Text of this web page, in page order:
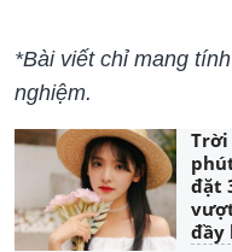
*Bài viết chỉ mang
nghiệm.
Trời
đặt
đầy